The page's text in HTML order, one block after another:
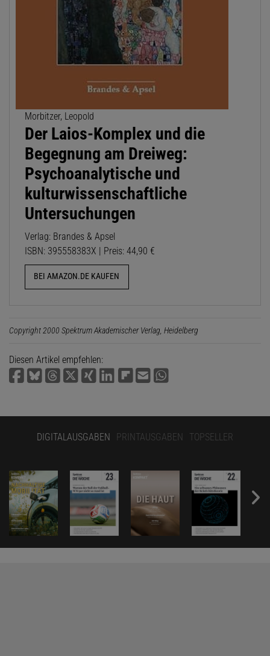
Morbitzer, Leopold
Der Laios-Komplex und die
Begegnung am Dreiweg:
Psychoanalytische und
kulturwissenschaftliche
Untersuchungen
Verlag: Brandes & Apsel
ISBN: 395558383X | Preis: 44,90 €
BEI AMAZON.DE KAUFEN
Copyright 2000 Spektrum Akademischer Verlag, Heidelberg
Diesen Artikel empfehlen:
DIGITALAUSGABEN PRINTAUSGABEN TOPSELLER